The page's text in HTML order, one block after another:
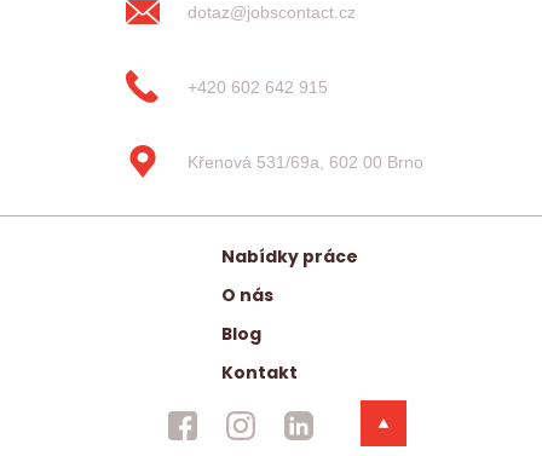
dotaz@jobscontact.cz
+420 602 642 915
Křenová 531/69a, 602 00 Brno
Nabídky práce
O nás
Blog
Kontakt